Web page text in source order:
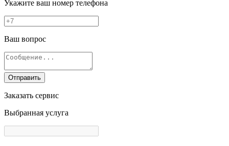
Укажите ваш номер телефона
Ваш вопрос
Отправить
Заказать сервис
Выбранная услуга